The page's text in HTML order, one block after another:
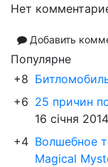
Нет
Добавить
Популярне
+8
+6 25 причин
16 січня 2014
+4 Волшебное
Magical